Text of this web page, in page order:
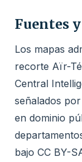
Fuentes
Los mapas
recorte Aïr-
Central
señalados
en dominio
bajo CC BY-